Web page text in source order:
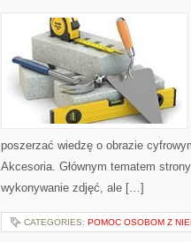
poszerzać wiedzę o obrazie
Akcesoria. Głównym tematem
wykonywanie zdjęć, ale […]
CATEGORIES: POMOC OSOBOM Z